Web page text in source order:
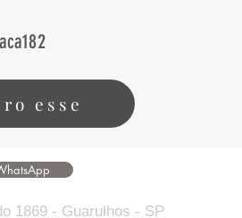
esse
1869 - Guarulhos - SP